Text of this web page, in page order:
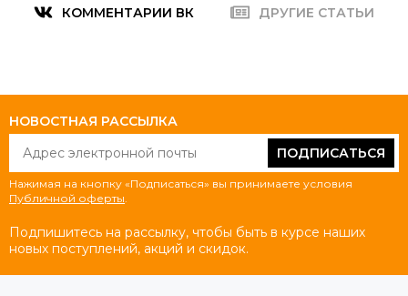
КОММЕНТАРИИ ВК ДРУГИЕ СТАТЬИ
НОВОСТНАЯ РАССЫЛКА
ПОДПИСАТЬСЯ
Нажимая на кнопку «Подписаться» вы принимаете условия
Публичной оферты
Подпишитесь на рассылку, чтобы быть в курсе наших
новых поступлений, акций и скидок.